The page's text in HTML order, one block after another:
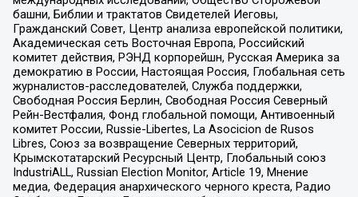
башни, Библии и трактатов Свидетелей Иеговы,
Гражданский Совет, Центр анализа европейской политики,
Академическая сеть Восточная Европа, Российский
комитет действия, РЭНД корпорейшн, Русская Америка за
демократию в России, Настоящая Россия, Глобальная сеть
журналистов-расследователей, Служба поддержки,
Свободная Россия Берлин, Свободная Россия Северный
Рейн-Вестфалия, Фонд глобальной помощи, Антивоенный
комитет России, Russie-Libertes, La Asocicion de Rusos
Libres, Союз за возвращение Северных территорий,
Крымскотатарский Ресурсный Центр, Глобальный союз
IndustriALL, Russian Election Monitor, Article 19, Мнение
медиа, Федерация анархического черного креста, Радио